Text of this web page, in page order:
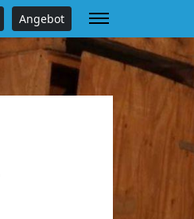
Angebot